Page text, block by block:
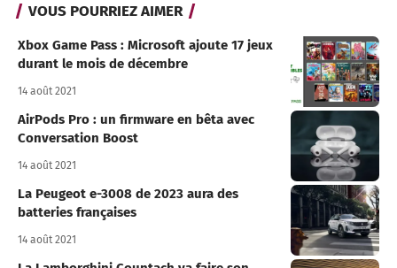
VOUS POURRIEZ AIMER
Xbox Game Pass : Microsoft ajoute 17 jeux
durant le mois de décembre
14 août 2021
AirPods Pro : un firmware en bêta avec
Conversation Boost
14 août 2021
La Peugeot e-3008 de 2023 aura des
batteries françaises
14 août 2021